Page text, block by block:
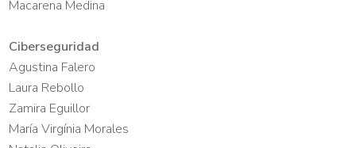
Macarena Medina
Ciberseguridad
Agustina Falero
Laura Rebollo
Zamira Eguillor
María Virgínia Morales